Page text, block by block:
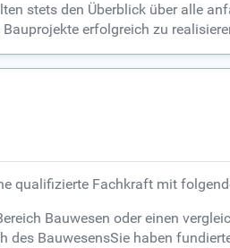
stets den Überblick über alle
erfolgreich zu
qualifizierte Fachkraft mit
Bauwesen oder einen
BauwesensSie haben